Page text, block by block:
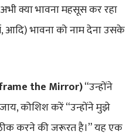
क्या भावना महसूस कर रहा
आदि) भावना को नाम देना उसके
the Mirror)“उन्होंने
कोशिश करें “उन्होंने मुझे
करने की जरूरत है।” यह एक